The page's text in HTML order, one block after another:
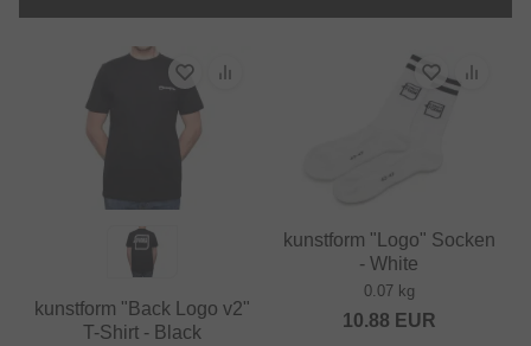
kunstform "Back Logo v2"
T-Shirt - Black
kunstform "Logo" Socken
- White
0.07 kg
10.88 EUR